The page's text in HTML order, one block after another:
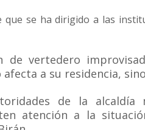
que se ha dirigido a las
de vertedero
a su residencia,
de la alcaldía
atención a la